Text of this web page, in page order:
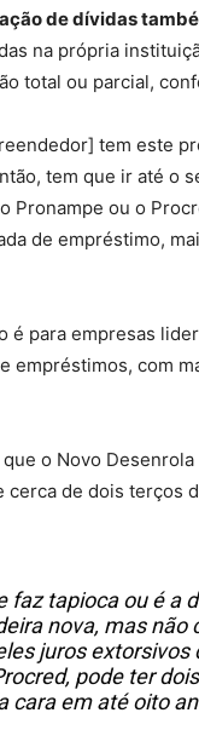
de dívidas
na própria
total ou parcial,
tem este
tem que ir até o
Pronampe ou o
de empréstimo,
é para empresas
empréstimos, com
o Novo
cerca de dois terços
faz tapioca ou é a
nova, mas
juros
pode ter
cara em até oito